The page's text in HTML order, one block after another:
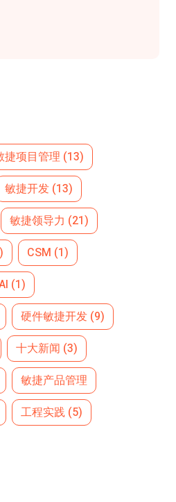
捷项目管理 (13)
敏捷开发 (13)
敏捷领导力 (21)
CSM (1)
(1)
硬件敏捷开发 (9)
十大新闻 (3)
敏捷产品管理
工程实践 (5)